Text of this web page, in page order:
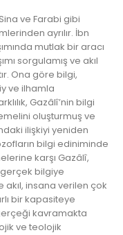
ve Farabi gibi
ayrılır. İbn
mutlak bir aracı
sorgulamış ve akıl
Ona göre bilgi,
ve ilhamla
Gazâlî’nin bilgi
oluşturmuş ve
ilişkiyi yeniden
bilgi ediniminde
karşı Gazâlî,
bilgiye
insana verilen çok
bir kapasiteye
kavramakta
ve teolojik